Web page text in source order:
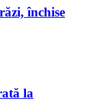
închise
la